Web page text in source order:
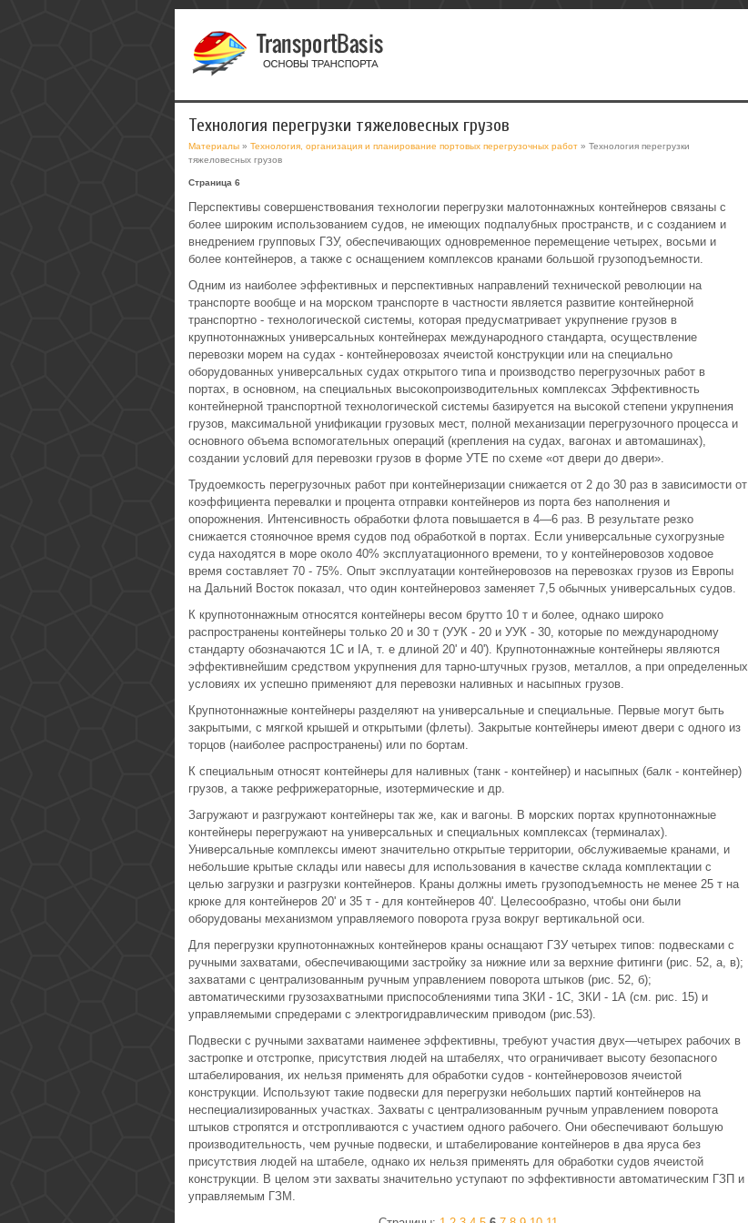
Технология перегрузки тяжеловесных грузов
Материалы » Технология, организация и планирование портовых перегрузочных работ » Технология перегрузки
тяжеловесных грузов
Страница 6
Перспективы совершенствования технологии перегрузки малотоннажных контейнеров связаны с
более широким использованием судов, не имеющих подпалубных пространств, и с созданием и
внедрением групповых ГЗУ, обеспечивающих одновременное перемещение четырех, восьми и
более контейнеров, а также с оснащением комплексов кранами большой грузоподъемности.
Одним из наиболее эффективных и перспективных направлений технической революции на
транспорте вообще и на морском транспорте в частности является развитие контейнерной
транспортно - технологической системы, которая предусматривает укрупнение грузов в
крупнотоннажных универсальных контейнерах международного стандарта, осуществление
перевозки морем на судах - контейнеровозах ячеистой конструкции или на специально
оборудованных универсальных судах открытого типа и производство перегрузочных работ в
портах, в основном, на специальных высокопроизводительных комплексах Эффективность
контейнерной транспортной технологической системы базируется на высокой степени укрупнения
грузов, максимальной унификации грузовых мест, полной механизации перегрузочного процесса и
основного объема вспомогательных операций (крепления на судах, вагонах и автомашинах),
создании условий для перевозки грузов в форме УТЕ по схеме «от двери до двери».
Трудоемкость перегрузочных работ при контейнеризации снижается от 2 до 30 раз в зависимости от
коэффициента перевалки и процента отправки контейнеров из порта без наполнения и
опорожнения. Интенсивность обработки флота повышается в 4—6 раз. В результате резко
снижается стояночное время судов под обработкой в портах. Если универсальные сухогрузные
суда находятся в море около 40% эксплуатационного времени, то у контейнеровозов ходовое
время составляет 70 - 75%. Опыт эксплуатации контейнеровозов на перевозках грузов из Европы
на Дальний Восток показал, что один контейнеровоз заменяет 7,5 обычных универсальных судов.
К крупнотоннажным относятся контейнеры весом брутто 10 т и более, однако широко
распространены контейнеры только 20 и 30 т (УУК - 20 и УУК - 30, которые по международному
стандарту обозначаются 1C и IA, т. е длиной 20' и 40'). Крупнотоннажные контейнеры являются
эффективнейшим средством укрупнения для тарно-штучных грузов, металлов, а при определенных
условиях их успешно применяют для перевозки наливных и насыпных грузов.
Крупнотоннажные контейнеры разделяют на универсальные и специальные. Первые могут быть
закрытыми, с мягкой крышей и открытыми (флеты). Закрытые контейнеры имеют двери с одного из
торцов (наиболее распространены) или по бортам.
К специальным относят контейнеры для наливных (танк - контейнер) и насыпных (балк - контейнер)
грузов, а также рефрижераторные, изотермические и др.
Загружают и разгружают контейнеры так же, как и вагоны. В морских портах крупнотоннажные
контейнеры перегружают на универсальных и специальных комплексах (терминалах).
Универсальные комплексы имеют значительно открытые территории, обслуживаемые кранами, и
небольшие крытые склады или навесы для использования в качестве склада комплектации с
целью загрузки и разгрузки контейнеров. Краны должны иметь грузоподъемность не менее 25 т на
крюке для контейнеров 20' и 35 т - для контейнеров 40'. Целесообразно, чтобы они были
оборудованы механизмом управляемого поворота груза вокруг вертикальной оси.
Для перегрузки крупнотоннажных контейнеров краны оснащают ГЗУ четырех типов: подвесками с
ручными захватами, обеспечивающими застройку за нижние или за верхние фитинги (рис. 52, а, в);
захватами с централизованным ручным управлением поворота штыков (рис. 52, б);
автоматическими грузозахватными приспособлениями типа ЗКИ - 1С, ЗКИ - 1А (см. рис. 15) и
управляемыми спредерами с электрогидравлическим приводом (рис.53).
Подвески с ручными захватами наименее эффективны, требуют участия двух—четырех рабочих в
застропке и отстропке, присутствия людей на штабелях, что ограничивает высоту безопасного
штабелирования, их нельзя применять для обработки судов - контейнеровозов ячеистой
конструкции. Используют такие подвески для перегрузки небольших партий контейнеров на
неспециализированных участках. Захваты с централизованным ручным управлением поворота
штыков стропятся и отстропливаются с участием одного рабочего. Они обеспечивают большую
производительность, чем ручные подвески, и штабелирование контейнеров в два яруса без
присутствия людей на штабеле, однако их нельзя применять для обработки судов ячеистой
конструкции. В целом эти захваты значительно уступают по эффективности автоматическим ГЗП и
управляемым ГЗМ.